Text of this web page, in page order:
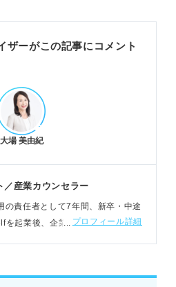
マッチ度・主体性を評価する。
を採用するベネフィットであ
スキルが企業にどう利益をも
す。
方と例文
事内容を具体的に結びつけ
細な企業研究、仕事への紐づけ
ラス効果を示すと高評価につな
業の架け橋になる、接客スキル
ザーがこの記事にコメント
大場 美由紀
／産業カウンセラー
責任者として7年間、新卒・中途
を起業後、企業内のキャリアコン
プロフィール詳細